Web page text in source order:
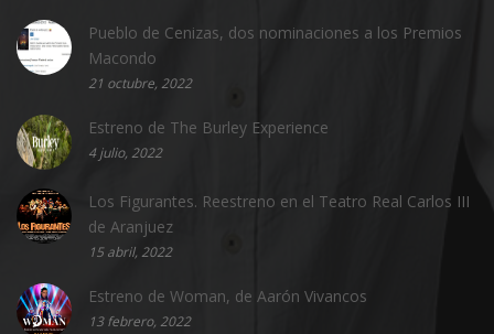
Pueblo de Cenizas, dos nominaciones a los Premios
Macondo
21 octubre, 2022
Estreno de The Burley Experience
4 julio, 2022
Los Figurantes. Reestreno en el Teatro Real Carlos III
de Aranjuez
15 abril, 2022
Estreno de Woman, de Aarón Vivancos
13 febrero, 2022